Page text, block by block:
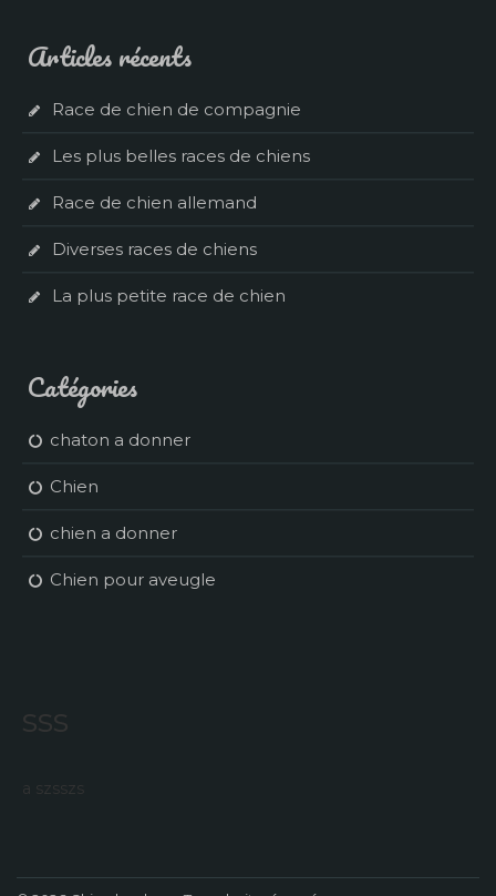
Articles récents
Race de chien de compagnie
Les plus belles races de chiens
Race de chien allemand
Diverses races de chiens
La plus petite race de chien
Catégories
chaton a donner
Chien
chien a donner
Chien pour aveugle
sss
a szsszs